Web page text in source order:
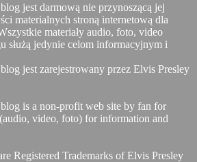
jest darmową nie przynoszącą jej
materialnych stroną internetową dla
materiały audio, foto, video
służą jedynie celom informacyjnym i
jest zarejestrowany przez Elvis Presley
is a non-profit web site by fan for
video, foto) for information and
Registered Trademarks of Elvis Presley